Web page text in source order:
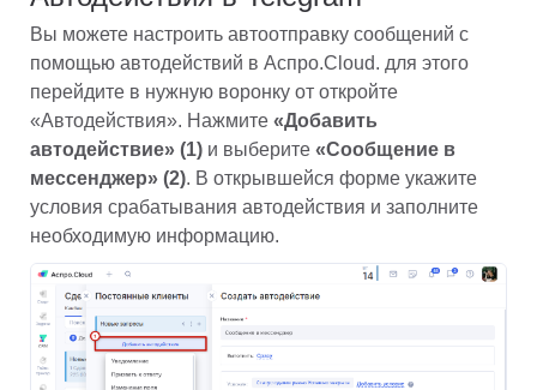
Вы можете настроить автоотправку сообщений с
помощью автодействий в Аспро.Cloud. для этого
перейдите в нужную воронку от откройте
«Автодействия». Нажмите «Добавить
автодействие» (1) и выберите «Сообщение в
мессенджер» (2). В открывшейся форме укажите
условия срабатывания автодействия и заполните
необходимую информацию.